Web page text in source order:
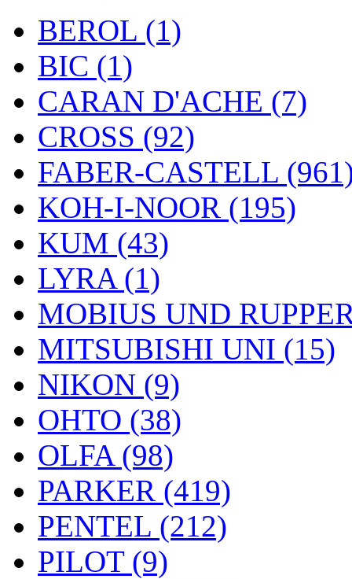
BEROL (1)
BIC (1)
CARAN D'ACHE (7)
CROSS (92)
FABER-CASTELL
KOH-I-NOOR (195)
KUM (43)
LYRA (1)
MOBIUS UND
MITSUBISHI UNI (15)
NIKON (9)
OHTO (38)
OLFA (98)
PARKER (419)
PENTEL (212)
PILOT (9)